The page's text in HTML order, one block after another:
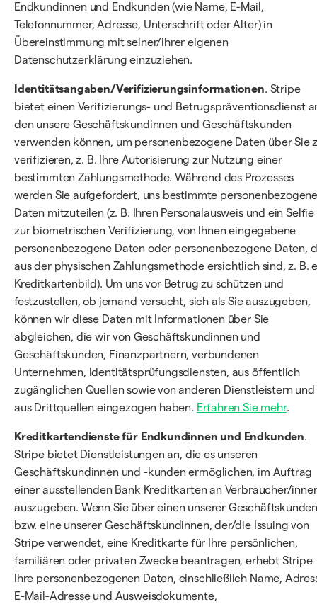
Endkundinnen und Endkunden (wie Name, E-Mail,
Telefonnummer, Adresse, Unterschrift oder Alter) in
Übereinstimmung mit seiner/ihrer eigenen
Datenschutzerklärung einzuziehen.
Identitätsangaben/Verifizierungsinformationen. Stripe
bietet einen Verifizierungs- und Betrugspräventionsdienst
den unsere Geschäftskundinnen und Geschäftskunden
verwenden können, um personenbezogene Daten über Sie
verifizieren, z. B. Ihre Autorisierung zur Nutzung einer
bestimmten Zahlungsmethode. Während des Prozesses
werden Sie aufgefordert, uns bestimmte
Daten mitzuteilen (z. B. Ihren Personalausweis und ein Selfie
zur biometrischen Verifizierung, von Ihnen eingegebene
personenbezogene Daten oder personenbezogene Daten,
aus der physischen Zahlungsmethode ersichtlich sind, z. B.
Kreditkartenbild). Um uns vor Betrug zu schützen und
festzustellen, ob jemand versucht, sich als Sie auszugeben,
können wir diese Daten mit Informationen über Sie
abgleichen, die wir von Geschäftskundinnen und
Geschäftskunden, Finanzpartnern, verbundenen
Unternehmen, Identitätsprüfungsdiensten, aus öffentlich
zugänglichen Quellen sowie von anderen Dienstleistern und
aus Drittquellen eingezogen haben. Erfahren Sie mehr.
Kreditkartendienste für Endkundinnen und Endkunden.
Stripe bietet Dienstleistungen an, die es unseren
Geschäftskundinnen und -kunden ermöglichen, im Auftrag
einer ausstellenden Bank Kreditkarten an Verbraucher/
auszugeben. Wenn Sie über einen unserer
bzw. eine unserer Geschäftskundinnen, der/die Issuing von
Stripe verwendet, eine Kreditkarte für Ihre persönlichen,
familiären oder privaten Zwecke beantragen, erhebt Stripe
Ihre personenbezogenen Daten, einschließlich Name,
E-Mail-Adresse und Ausweisdokumente,